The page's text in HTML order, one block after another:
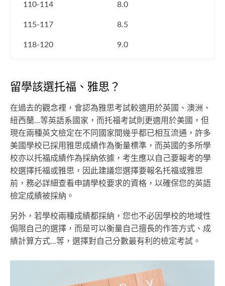
110-114 8.0
115-117 8.5
118-120 9.0
留學該選托福、雅思？
在過去的觀念裡，會認為雅思考試較適用於英國、澳洲、
紐西蘭...等英語系國家，而托福考試則更適用於美國，但
現在兩種英文檢定在不同國家間幾乎都已相互流通，許多
美國學校已採用雅思成績作為衡量標準，而英國的多所學
校亦以托福成績作為採納依據，考生應以自己要報考的學
校選擇托福或雅思，因此建議您選擇要報名托福或雅思
前，務必詳細查看申請學校要求的資格，以確保您的英語
檢定成績被採納。
另外，若學校兩種成績都採納，您也不必因學校的地域性
侷限自己的選擇，而是可以衡量自己擅長的作答方式、成
績計算方式...等，選擇對自己分數最有利的檢定考試。